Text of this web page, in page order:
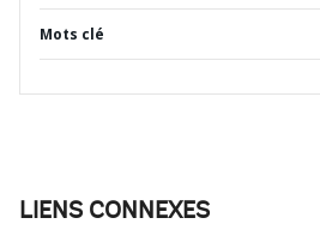
Mots clé
LIENS CONNEXES